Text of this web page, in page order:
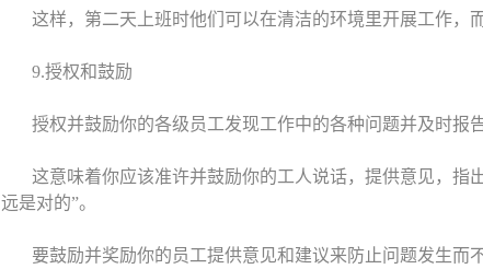
这样，第二天上班时他们可以在清洁的环境里开展工作，
9.授权和鼓励
授权并鼓励你的各级员工发现工作中的各种问题并及时报告
这意味着你应该准许并鼓励你的工人说话，提供意见，指
远是对的”。
要鼓励并奖励你的员工提供意见和建议来防止问题发生